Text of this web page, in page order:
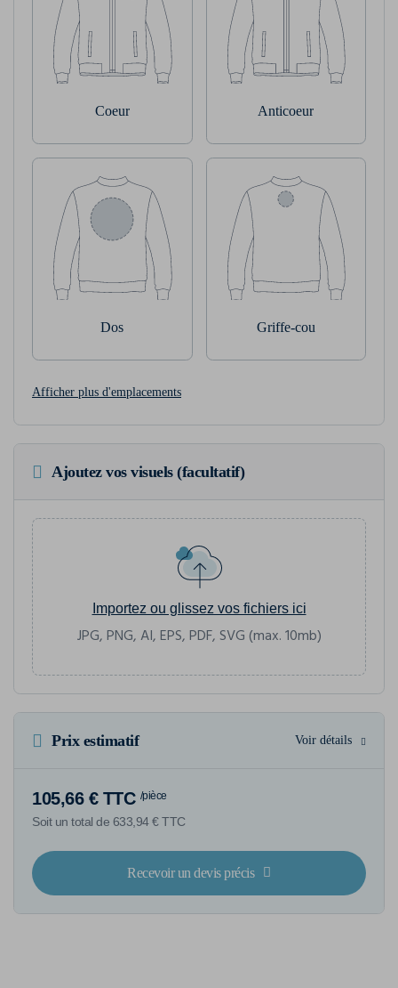
Coeur Anticoeur
Dos Griffe-cou
Afficher plus d'emplacements
Ajoutez vos visuels (facultatif)
Importez ou glissez vos fichiers ici
JPG, PNG, AI, EPS, PDF, SVG (max. 10mb)
Prix estimatif Voir détails
105,66 € TTC /pièce
Soit un total de 633,94 € TTC
Recevoir un devis précis